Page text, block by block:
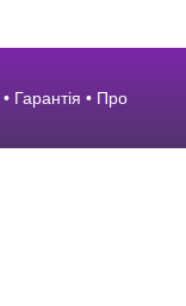
• Гарантія • Про